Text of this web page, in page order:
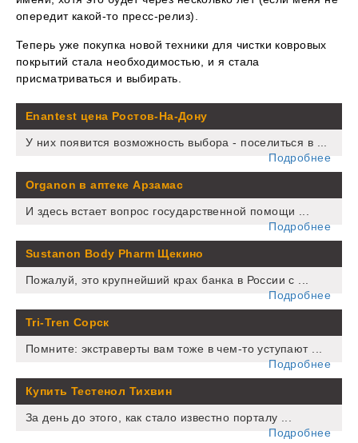
опередит какой-то пресс-релиз).
Теперь уже покупка новой техники для чистки ковровых
покрытий стала необходимостью, и я стала
присматриваться и выбирать.
Enantest цена Ростов-На-Дону
У них появится возможность выбора - поселиться в ...
Подробнее
Organon в аптеке Арзамас
И здесь встает вопрос государственной помощи ...
Подробнее
Sustanon Body Pharm Щекино
Пожалуй, это крупнейший крах банка в России с ...
Подробнее
Tri-Tren Сорск
Помните: экстраверты вам тоже в чем-то уступают ...
Подробнее
Купить Тестенол Тихвин
За день до этого, как стало известно порталу ...
Подробнее